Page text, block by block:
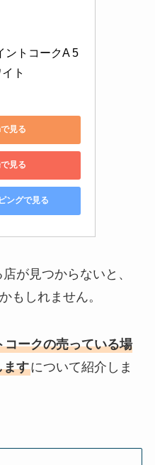
ントコークA 5
ト
見る
見る
ングで見る
が見つからないと、
もしれません。
コークの売っている場
ますについて紹介しま